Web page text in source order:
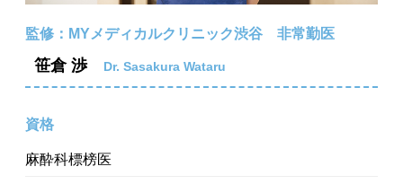
監修：MYメディカルクリニック渋谷 非常勤医
笹倉 渉 Dr. Sasakura Wataru
資格
麻酔科標榜医